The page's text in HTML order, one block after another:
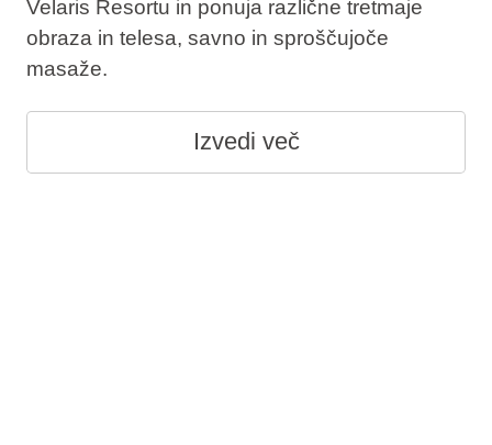
Velaris Resortu in ponuja različne tretmaje
obraza in telesa, savno in sproščujoče
masaže.
Izvedi več